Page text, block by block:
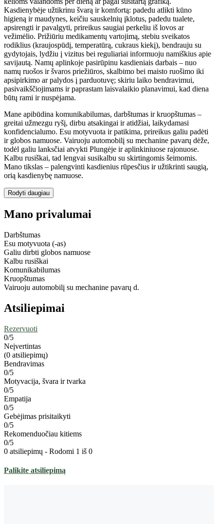
Kasdienybėje užtikrinu švarą ir komfortą: padedu atlikti kūno
higieną ir maudynes, keičiu sauskelnių įklotus, padedu tualete,
apsirengti ir pavalgyti, prireikus saugiai perkeliu iš lovos ar
vežimėlio. Prižiūriu medikamentų vartojimą, stebiu sveikatos
rodiklius (kraujospūdį, temperatūrą, cukraus kiekį), bendrauju su
gydytojais, lydžiu į vizitus bei reguliariai informuoju namiškius apie
savijautą. Namų aplinkoje pasirūpinu kasdieniais darbais – nuo
namų ruošos ir švaros priežiūros, skalbimo bei maisto ruošimo iki
apsipirkimo ar palydos į parduotuvę; skiriu laiko bendravimui,
pasivaikščiojimams ir paprastam laisvalaikio planavimui, kad diena
būtų rami ir nuspėjama.
Mane apibūdina komunikabilumas, darbštumas ir kruopštumas –
greitai užmezgu ryšį, dirbu atsakingai ir atidžiai, laikydamasi
konfidencialumo. Esu motyvuota ir patikima, prireikus galiu padėti
ir globos namuose. Vairuoju automobilį su mechanine pavarų dėže,
todėl galiu lanksčiai atvykti Plungėje ir aplinkiniuose rajonuose.
Kalbu rusiškai, tad lengvai susikalbu su skirtingomis šeimomis.
Mano tikslas – palengvinti kasdienius rūpesčius ir užtikrinti saugią,
orią kasdienybę namuose.
Rodyti daugiau
Mano privalumai
Darbštumas
Esu motyvuota (-as)
Galiu dirbti globos namuose
Kalbu rusiškai
Komunikabilumas
Kruopštumas
Vairuoju automobilį su mechanine pavarų d.
Atsiliepimai
Rezervuoti
0/5
Neįvertintas
(0 atsiliepimų)
Bendravimas
0/5
Motyvacija, švara ir tvarka
0/5
Empatija
0/5
Gebėjimas prisitaikyti
0/5
Rekomenduočiau kitiems
0/5
0 atsiliepimų - Rodomi 1 iš 0
Palikite atsiliepimą